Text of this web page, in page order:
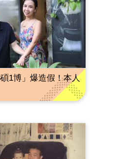
1博」爆造假！本人